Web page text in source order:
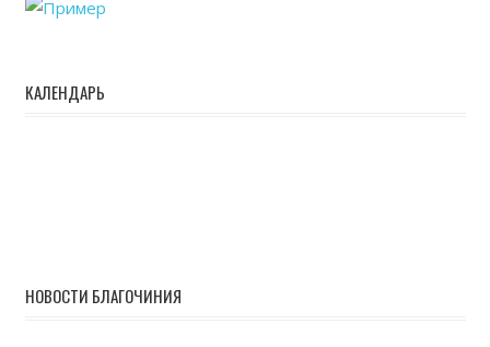
КАЛЕНДАРЬ
НОВОСТИ БЛАГОЧИНИЯ